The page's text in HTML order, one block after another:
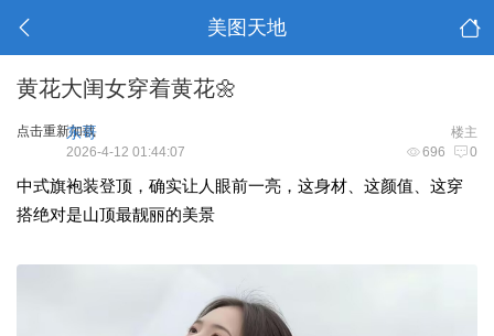
美图天地
黄花大闺女穿着黄花🌼
点击重新加载 楼主
东哥
696 0
2026-4-12 01:44:07
中式旗袍装登顶，确实让人眼前一亮，这身材、这颜值、这穿
搭绝对是山顶最靓丽的美景